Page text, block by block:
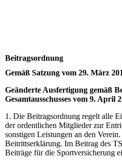
Beitragsordnung
Gemäß Satzung vom 29. März
Geänderte Ausfertigung gemäß
Gesamtausschusses vom 9. April
1. Die Beitragsordnung regelt alle
der ordentlichen Mitglieder zur
sonstigen Leistungen an den
Beitrittserklärung. Im Beitrag des
Beiträge für die Sportversicherung